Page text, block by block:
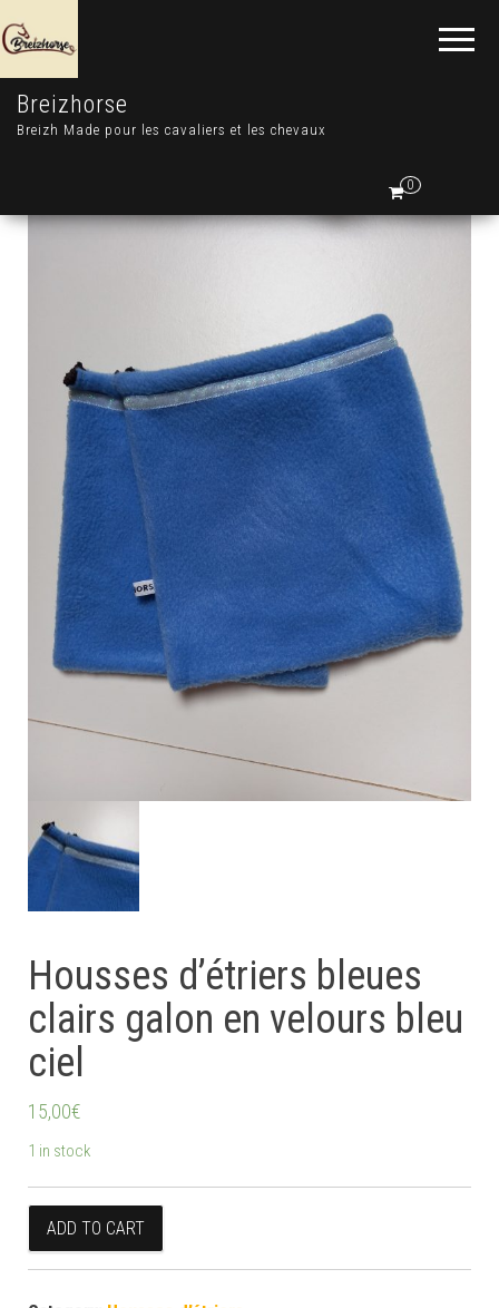
Breizhorse
Breizh Made pour les cavaliers et les chevaux
0
Housses d’étriers bleues
clairs galon en velours bleu
ciel
15,00€
1 in stock
Housses d'étriers bleues clairs galon en velours bleu ciel
ADD TO CART